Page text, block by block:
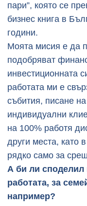
пари”, която се
бизнес книга в
години.
Моята мисия е да
подобряват
инвестиционната
работата ми е
събития, писане
индивидуални
на 100% работя
други места, като
рядко само за
А би ли споделил
работата, за
например?